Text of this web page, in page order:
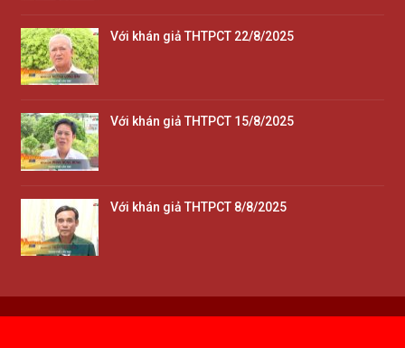
Với khán giả THTPCT 22/8/2025
Với khán giả THTPCT 15/8/2025
Với khán giả THTPCT 8/8/2025